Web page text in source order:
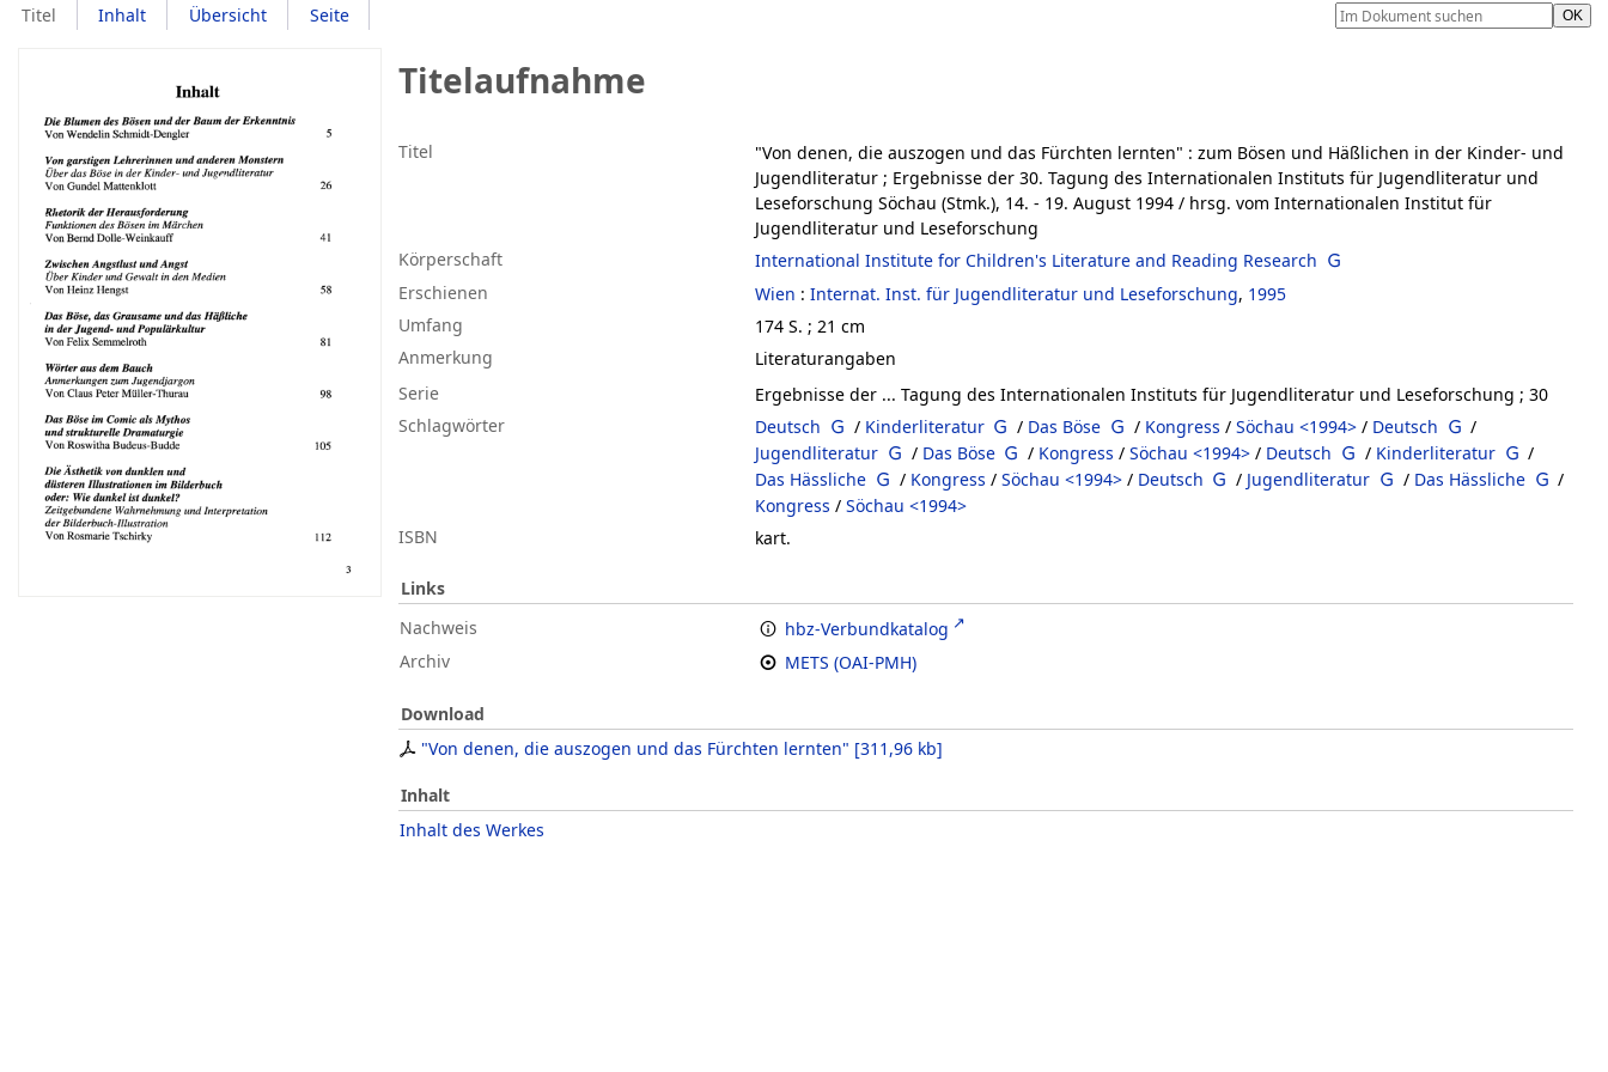
Titel Inhalt Übersicht Seite
Titelaufnahme
Titel "Von denen, die auszogen und das Fürchten lernten" : zum Bösen und Häßlichen in der Kinder- und
Jugendliteratur ; Ergebnisse der 30. Tagung des Internationalen Instituts für Jugendliteratur und
Leseforschung Söchau (Stmk.), 14. - 19. August 1994 / hrsg. vom Internationalen Institut für
Jugendliteratur und Leseforschung
Körperschaft
International Institute for Children's Literature and Reading Research
Erschienen
Wien : Internat. Inst. für Jugendliteratur und Leseforschung, 1995
Umfang
174 S. ; 21 cm
Anmerkung
Literaturangaben
Serie
Ergebnisse der ... Tagung des Internationalen Instituts für Jugendliteratur und Leseforschung ; 30
Schlagwörter
Deutsch / Kinderliteratur / Das Böse / Kongress / Söchau <1994> / Deutsch
/
Jugendliteratur
/ Das Böse / Kongress / Söchau <1994> / Deutsch / Kinderliteratur
/
Das Hässliche
/ Kongress / Söchau <1994> / Deutsch / Jugendliteratur / Das Hässliche
/
Kongress / Söchau <1994>
ISBN
kart.
Links
Nachweis
hbz-Verbundkatalog
Archiv
METS (OAI-PMH)
Download
"Von denen, die auszogen und das Fürchten lernten" [311,96 kb]
Inhalt
Inhalt des Werkes